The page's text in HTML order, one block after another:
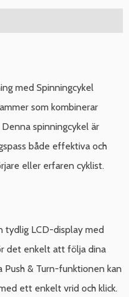
med Spinningcykel
som kombinerar
spinningcykel är
både effektiva och
eller erfaren cyklist.
tydlig LCD-display med
det enkelt att följa dina
& Turn-funktionen kan
ett enkelt vrid och klick.